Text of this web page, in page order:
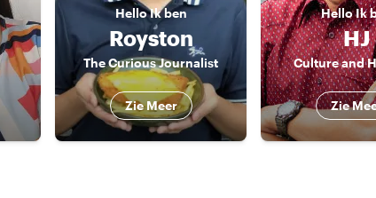
HelloIk ben
Royston
The Curious Journalist
Zie Meer
HelloIk
HJ
Culture and
Zie